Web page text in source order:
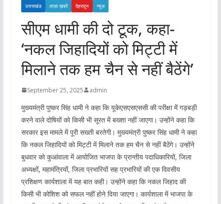
उत्तराखंड ताज़ा ख़बरें देहरादून न्यूज़
सीएम धामी की दो टूक, कहा-
‘नकल जिहादियों को मिट्टी में
मिलाने तक हम चैन से नहीं बैठेंगे’
September 25, 2025 admin
मुख्यमंत्री पुष्कर सिंह धामी ने कहा कि यूकेएसएसएससी की परीक्षा में गड़बड़ी
करने वाले दोषियों को किसी भी सूरत में बख्शा नहीं जाएगा। उन्होंने कहा कि
सरकार इस मामले में पूरी सख्ती बरतेगी। मुख्यमंत्री पुष्कर सिंह धामी ने कहा
कि नकल जिहादियों को मिट्टी में मिलाने तक हम चैन से नहीं बैठेंगे। उन्होंने
बुधवार को कुआंवाला में आयोजित भाजपा के प्रान्तीय पदाधिकारियों, जिला
अध्यक्षों, महामंत्रियों, जिला प्रभारियों सह प्रभारियों की एक दिवसीय
प्रशिक्षण कार्यशाला में यह बात कही। उन्होंने कहा कि नकल जिहाद की
किसी भी कोशिश को सफल नहीं होने दिया जाएगा। कार्यशाला में भाजपा के